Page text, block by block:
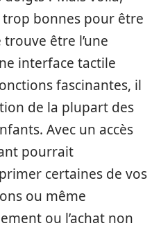
trop bonnes pour être
trouve être l’une
interface tactile
fascinantes, il
de la plupart des
Avec un accès
pourrait
certaines de vos
ou même
ou l’achat non